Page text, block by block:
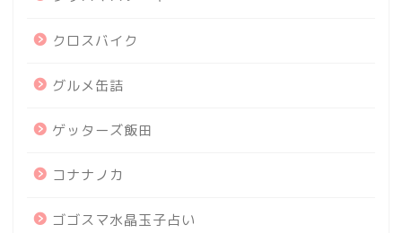
クロスバイク
グルメ缶詰
ゲッターズ飯田
コナナノカ
ゴゴスマ水晶玉子占い